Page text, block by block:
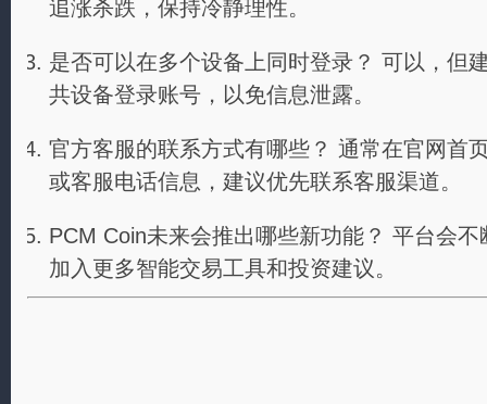
追涨杀跌，保持冷静理性。
是否可以在多个设备上同时登录？ 可以，但
共设备登录账号，以免信息泄露。
官方客服的联系方式有哪些？ 通常在官网首
或客服电话信息，建议优先联系客服渠道。
PCM Coin未来会推出哪些新功能？ 平台会
加入更多智能交易工具和投资建议。